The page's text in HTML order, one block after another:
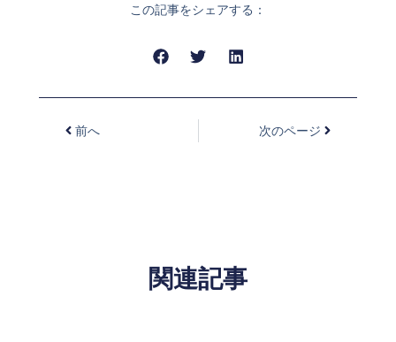
この記事をシェアする：
前へ 次のページ
関連記事